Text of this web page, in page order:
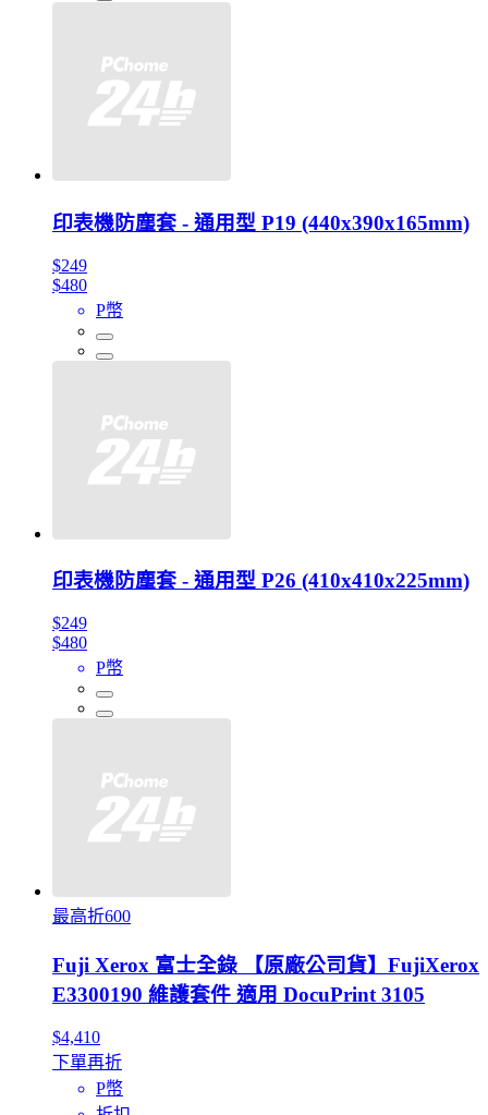
印表機防塵套 - 通用型 P19 (440x390x165mm)
$249
$480
P幣
印表機防塵套 - 通用型 P26 (410x410x225mm)
$249
$480
P幣
最高折600
Fuji Xerox 富士全錄 【原廠公司貨】FujiXerox
E3300190 維護套件 適用 DocuPrint 3105
$4,410
下單再折
P幣